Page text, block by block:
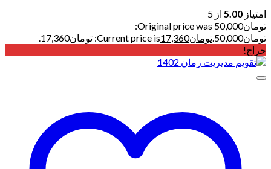
امتیاز 5.00 از 5
تومان50,000
Original price was:
تومان50,000.
تومان17,360Current price is: تومان17,360.
حراج!